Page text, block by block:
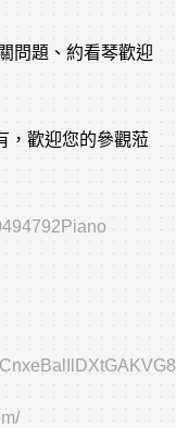
問題、約看琴歡迎
，歡迎您的參觀蒞